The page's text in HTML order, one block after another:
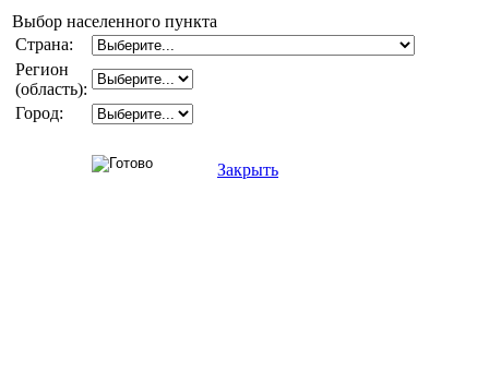
Выбор населенного пункта
Страна:
Регион
(область):
Город:
Закрыть